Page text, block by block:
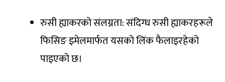
रुसी ह्याकरको संलग्नता: संदिग्ध रुसी ह्याकरहरूले
फिसिङ इमेलमार्फत यसको लिंक फैलाइरहेको
पाइएको छ।